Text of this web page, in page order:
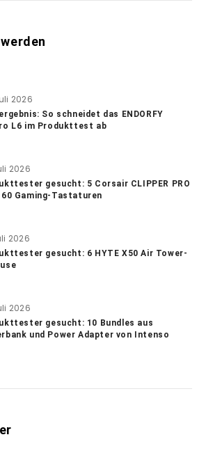
2026
So schneidet das ENDORFY
L6 im Produkttest ab
2026
gesucht: 5 Corsair CLIPPER PRO
60 Gaming-Tastaturen
2026
gesucht: 6 HYTE X50 Air Tower-
2026
gesucht: 10 Bundles aus
und Power Adapter von Intenso